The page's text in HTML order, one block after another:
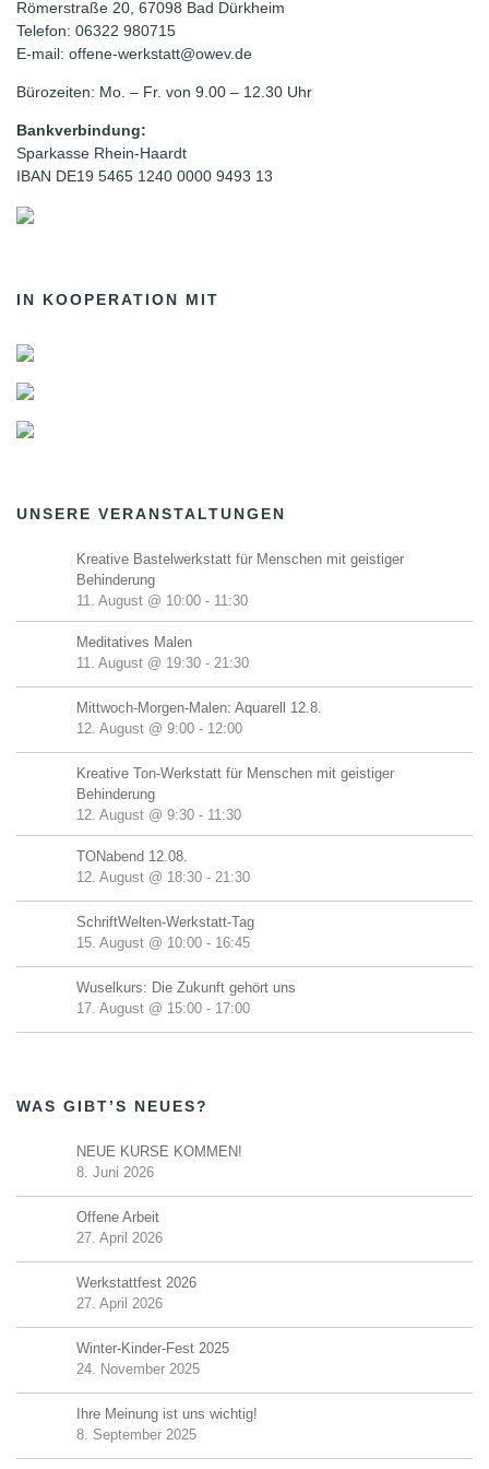
Römerstraße 20, 67098 Bad Dürkheim
Telefon: 06322 980715
E-mail: offene-werkstatt@owev.de
Bürozeiten: Mo. – Fr. von 9.00 – 12.30 Uhr
Bankverbindung:
Sparkasse Rhein-Haardt
IBAN DE19 5465 1240 0000 9493 13
IN KOOPERATION MIT
UNSERE VERANSTALTUNGEN
Kreative Bastelwerkstatt für Menschen mit geistiger
Behinderung
11. August @ 10:00 - 11:30
Meditatives Malen
11. August @ 19:30 - 21:30
Mittwoch-Morgen-Malen: Aquarell 12.8.
12. August @ 9:00 - 12:00
Kreative Ton-Werkstatt für Menschen mit geistiger
Behinderung
12. August @ 9:30 - 11:30
TONabend 12.08.
12. August @ 18:30 - 21:30
SchriftWelten-Werkstatt-Tag
15. August @ 10:00 - 16:45
Wuselkurs: Die Zukunft gehört uns
17. August @ 15:00 - 17:00
WAS GIBT’S NEUES?
NEUE KURSE KOMMEN!
8. Juni 2026
Offene Arbeit
27. April 2026
Werkstattfest 2026
27. April 2026
Winter-Kinder-Fest 2025
24. November 2025
Ihre Meinung ist uns wichtig!
8. September 2025